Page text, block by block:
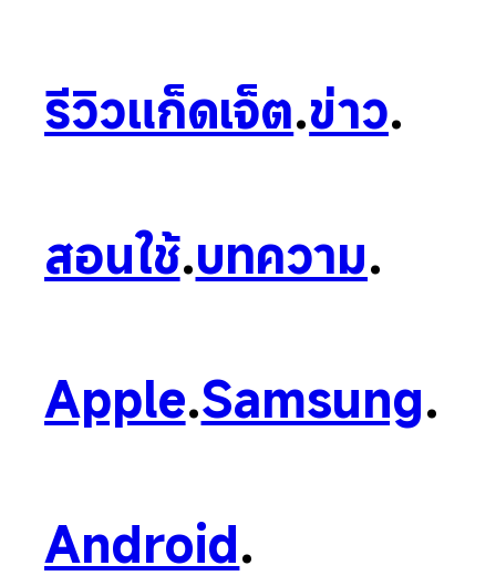
รีวิวแก็ดเจ็ต.ข่าว.
สอนใช้.บทความ.
Apple.Samsung.
Android.